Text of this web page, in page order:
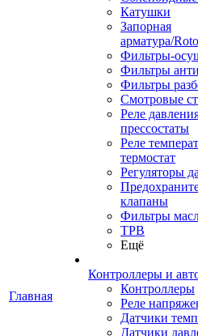
Главная
Катушки
Запорная
арматура/
Фильтры-
Фильтры
Фильтры
Смотровые
Реле
прессостаты
Реле
термостат
Регуляторы
клапаны
Фильтры
ТРВ
Ещё
Контроллеры и
Контроллеры
Реле
Датчики
Датчики